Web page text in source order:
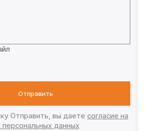
Отправить
Отправить, вы даете согласие на
данных